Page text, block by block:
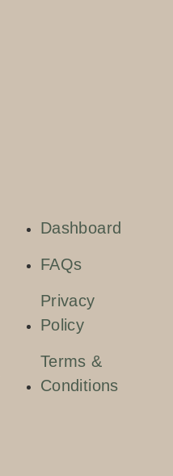
Dashboard
FAQs
Privacy
Policy
Terms &
Conditions